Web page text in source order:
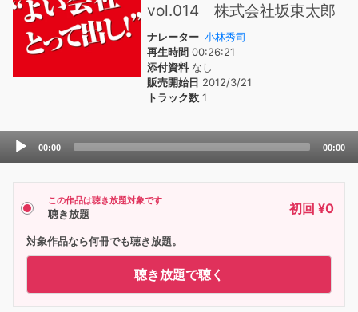
vol.014 株式会社坂東太郎
ナレーター 小林秀司
再生時間 00:26:21
添付資料なし
販売開始日 2012/3/21
トラック数 1
Audio
00:00 00:00
この作品は聴き放題対象です
聴き放題 初回 ¥0
対象作品なら何冊でも聴き放題。
聴き放題で聴く